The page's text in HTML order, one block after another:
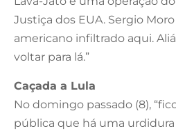
Justiça dos EUA. Sergio
americano infiltrado aqui.
voltar para lá.”
Caçada a Lula
No domingo passado (8),
pública que há uma